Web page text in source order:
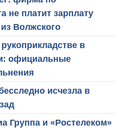
не платит зарплату
Волжского
в
официальные
исчезла в
Группа и «Ростелеком»